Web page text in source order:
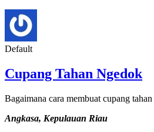
Default
Cupang Tahan Ngedok
Bagaimana cara membuat cupang tahan
Angkasa, Kepulauan Riau